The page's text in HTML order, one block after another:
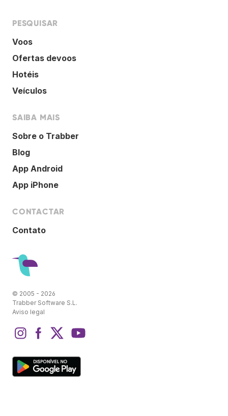
PESQUISAR
Voos
Ofertas devoos
Hotéis
Veículos
SAIBA MAIS
Sobre o Trabber
Blog
App Android
App iPhone
CONTACTAR
Contato
© 2005 - 2026
Trabber Software S.L.
Aviso legal